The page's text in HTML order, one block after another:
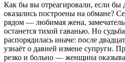
Как бы вы отреагировали, если бы
оказались построены на обмане?
рядом — любимая жена,
останется тихой гаванью. Но
распорядилась иначе: после
узнаёт о давней измене супруги.
резко и больно — женщина